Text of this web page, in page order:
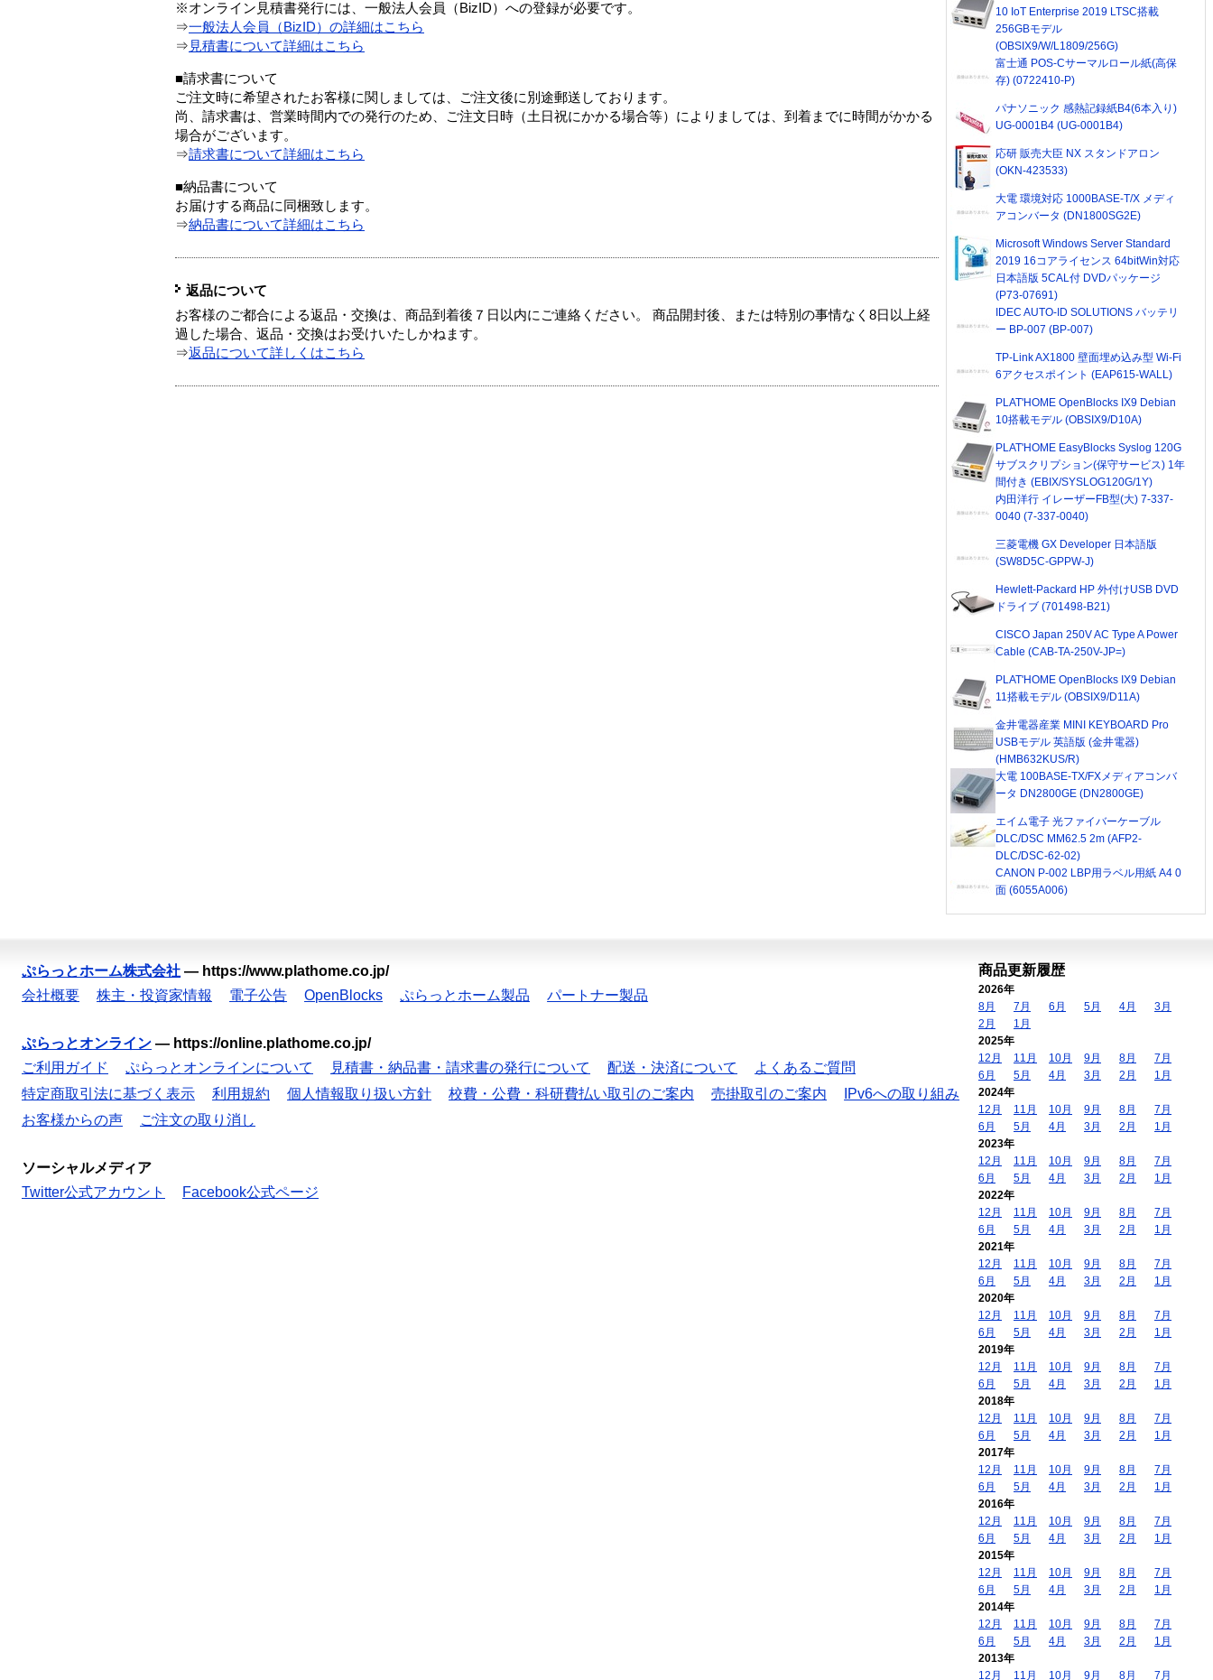
※オンライン見積書発行には、一般法人会員（BizID）への登録が必要です。
⇒一般法人会員（BizID）の詳細はこちら
⇒ 見積書について詳細はこちら
■請求書について
ご注文時に希望されたお客様に関しましては、ご注文後に別途郵送しております。
尚、請求書は、営業時間内での発行のため、ご注文日時（土日祝にかかる場合等）によりましては、到着までに時間がかかる
場合がございます。
⇒請求書について詳細はこちら
■納品書について
お届けする商品に同梱致します。
⇒納品書について詳細はこちら
返品について
お客様のご都合による返品・交換は、商品到着後７日以内にご連絡ください。 商品開封後、または特別の事情なく8日以上経
過した場合、返品・交換はお受けいたしかねます。
⇒返品について詳しくはこちら
10 IoT Enterprise 2019 LTSC搭載
256GBモデル
(OBSIX9/W/L1809/256G)
富士通 POS-Cサーマルロール紙(高保
存) (0722410-P)
パナソニック 感熱記録紙B4(6本入り)
UG-0001B4 (UG-0001B4)
応研 販売大臣 NX スタンドアロン
(OKN-423533)
大電 環境対応 1000BASE-T/X メディ
アコンバータ (DN1800SG2E)
Microsoft Windows Server Standard
2019 16コアライセンス 64bitWin対応
日本語版 5CAL付 DVDパッケージ
(P73-07691)
IDEC AUTO-ID SOLUTIONS バッテリ
ー BP-007 (BP-007)
TP-Link AX1800 壁面埋め込み型 Wi-Fi
6アクセスポイント (EAP615-WALL)
PLAT'HOME OpenBlocks IX9 Debian
10搭載モデル (OBSIX9/D10A)
PLAT'HOME EasyBlocks Syslog 120G
サブスクリプション(保守サービス) 1年
間付き (EBIX/SYSLOG120G/1Y)
内田洋行 イレーザーFB型(大) 7-337-
0040 (7-337-0040)
三菱電機 GX Developer 日本語版
(SW8D5C-GPPW-J)
Hewlett-Packard HP 外付けUSB DVD
ドライブ (701498-B21)
CISCO Japan 250V AC Type A Power
Cable (CAB-TA-250V-JP=)
PLAT'HOME OpenBlocks IX9 Debian
11搭載モデル (OBSIX9/D11A)
金井電器産業 MINI KEYBOARD Pro
USBモデル 英語版 (金井電器)
(HMB632KUS/R)
大電 100BASE-TX/FXメディアコンバ
ータ DN2800GE (DN2800GE)
エイム電子 光ファイバーケーブル
DLC/DSC MM62.5 2m (AFP2-
DLC/DSC-62-02)
CANON P-002 LBP用ラベル用紙 A4 0
面 (6055A006)
ぷらっとホーム株式会社 — https://www.plathome.co.jp/
会社概要
株主・投資家情報 電子公告 OpenBlocks ぷらっとホーム製品 パートナー製品
ぷらっとオンライン — https://online.plathome.co.jp/
ご利用ガイド
ぷらっとオンラインについて 見積書・納品書・請求書の発行について 配送・決済について
よくあるご質問
特定商取引法に基づく表示
利用規約 個人情報取り扱い方針 校費・公費・科研費払い取引のご案内 売掛取引のご案内
IPv6への取り組み
お客様からの声
ご注文の取り消し
ソーシャルメディア
Twitter公式アカウント
Facebook公式ページ
商品更新履歴
2026年
8月
7月 6月 5月 4月
3月
2月
1月
2025年
12月
11月 10月 9月 8月
7月
6月
5月 4月 3月 2月
1月
2024年
12月
11月 10月 9月 8月
7月
6月
5月 4月 3月 2月
1月
2023年
12月
11月 10月 9月 8月
7月
6月
5月 4月 3月 2月
1月
2022年
12月
11月 10月 9月 8月
7月
6月
5月 4月 3月 2月
1月
2021年
12月
11月 10月 9月 8月
7月
6月
5月 4月 3月 2月
1月
2020年
12月
11月 10月 9月 8月
7月
6月
5月 4月 3月 2月
1月
2019年
12月
11月 10月 9月 8月
7月
6月
5月 4月 3月 2月
1月
2018年
12月
11月 10月 9月 8月
7月
6月
5月 4月 3月 2月
1月
2017年
12月
11月 10月 9月 8月
7月
6月
5月 4月 3月 2月
1月
2016年
12月
11月 10月 9月 8月
7月
6月
5月 4月 3月 2月
1月
2015年
12月
11月 10月 9月 8月
7月
6月
5月 4月 3月 2月
1月
2014年
12月
11月 10月 9月 8月
7月
6月
5月 4月 3月 2月
1月
2013年
12月
11月 10月 9月 8月 7月